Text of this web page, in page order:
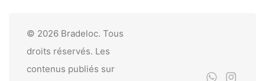
© 2026 Bradeloc. Tous
droits réservés. Les
contenus publiés sur